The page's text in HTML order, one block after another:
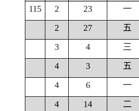
115
2 23 一
2
27 五
3
4 三
4
3 五
4
6 一
4
14 二